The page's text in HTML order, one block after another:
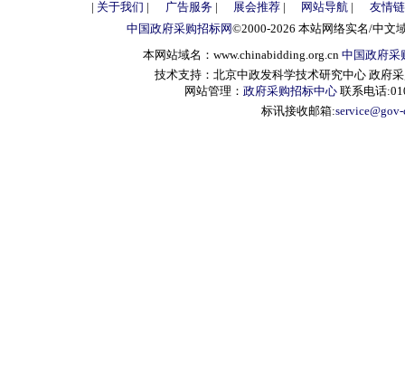
| 关于我们 | 广告服务| 展会推荐| 网站导航 |
友情
中国政府采购招标网©2000-2026 本站网络实名/中文
本网站域名：www.chinabidding.org.cn 中国政府采
技术支持：北京中政发科学技术研究中心 政府
网站管理： 政府采购招标中心 联系电话
标讯接收邮箱: